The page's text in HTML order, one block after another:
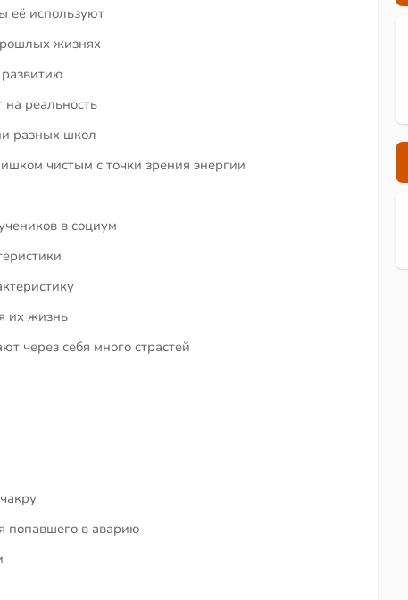
её используют
жизнях
реальность
разных школ
чистым с точки зрения энергии
в социум
их жизнь
через себя много страстей
попавшего в аварию